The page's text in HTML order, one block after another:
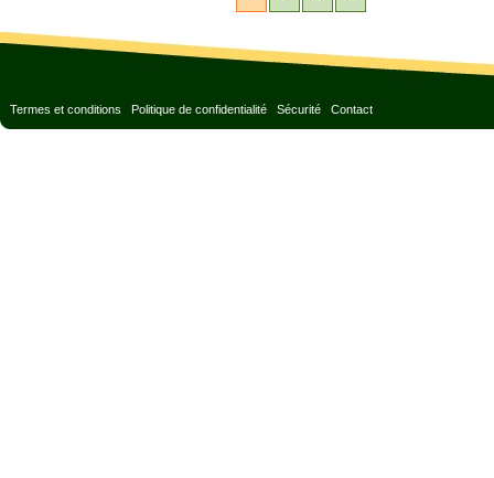
Termes et conditions Politique de confidentialité Sécurité Contact